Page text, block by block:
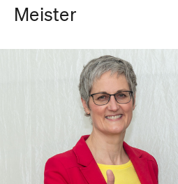
Meister